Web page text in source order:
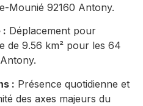
Mounié 92160 Antony.
: Déplacement pour
de 9.56 km² pour les 64
: Présence quotidienne et
des axes majeurs du